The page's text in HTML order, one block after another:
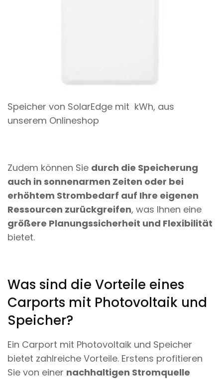
Speicher von SolarEdge mit kWh, aus
unserem Onlineshop
Zudem können Sie durch die Speicherung
auch in sonnenarmen Zeiten oder bei
erhöhtem Strombedarf auf Ihre eigenen
Ressourcen zurückgreifen, was Ihnen eine
größere Planungssicherheit und Flexibilität
bietet.
Was sind die Vorteile eines
Carports mit Photovoltaik und
Speicher?
Ein Carport mit Photovoltaik und Speicher
bietet zahlreiche Vorteile. Erstens profitieren
Sie von einer nachhaltigen Stromquelle